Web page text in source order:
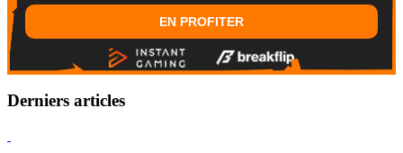
EN PROFITER
Derniers articles